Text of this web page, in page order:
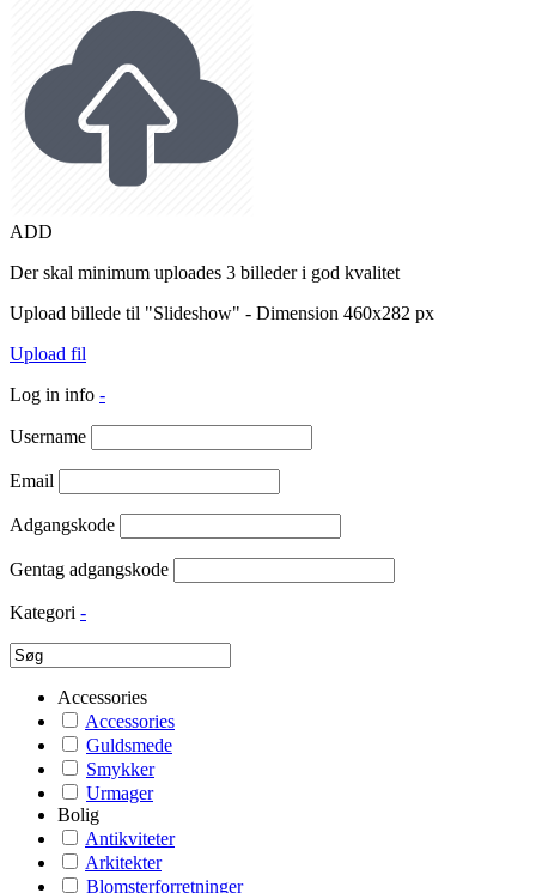
ADD
Der skal minimum uploades 3 billeder i god kvalitet
Upload billede til "Slideshow" - Dimension 460x282 px
Upload fil
Log in info -
Username
Email
Adgangskode
Gentag adgangskode
Kategori -
Accessories
Accessories
Guldsmede
Smykker
Urmager
Bolig
Antikviteter
Arkitekter
Blomsterforretninger